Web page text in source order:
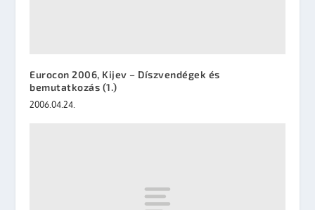
Eurocon 2006, Kijev – Díszvendégek és
bemutatkozás (1.)
2006.04.24.